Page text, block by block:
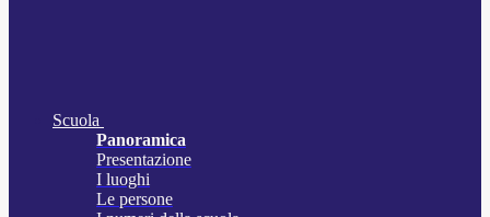
Scuola
Panoramica
Presentazione
I luoghi
Le persone